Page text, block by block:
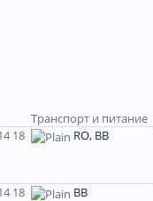
Транспорт и питание
18 RO, BB
18 BB